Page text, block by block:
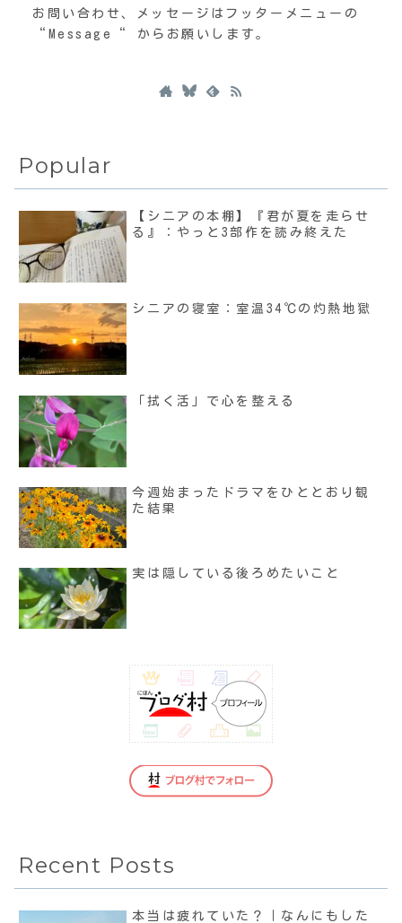
お問い合わせ、メッセージはフッターメニューの
“Message“ からお願いします。
Popular
【シニアの本棚】『君が夏を走らせ
る』：やっと3部作を読み終えた
シニアの寝室：室温34℃の灼熱地獄
「拭く活」で心を整える
今週始まったドラマをひととおり観
た結果
実は隠している後ろめたいこと
Recent Posts
本当は疲れていた？｜なんにもした